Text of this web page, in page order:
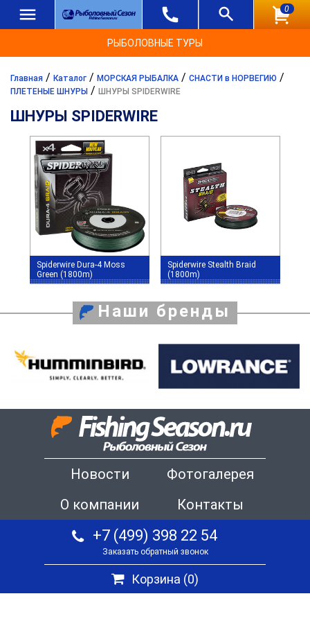
0
РЫБОЛОВНЫЕ ТУРЫ
Главная / Каталог / МОРСКАЯ РЫБАЛКА / СНАСТИ в НОРВЕГИЮ /
ПЛЕТЕНЫЕ ШНУРЫ / ШНУРЫ SPIDERWIRE
ШНУРЫ SPIDERWIRE
Spiderwire Dura-4 Moss
Green (1800m)
Spiderwire Stealth Braid
(1800m)
Наши бренды
Новости
Фотогалерея
О компании
Контакты
+7 (499) 398 22 54
Заказать обратный звонок
Корзина (0)